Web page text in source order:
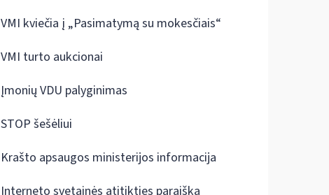
VMI kviečia į „Pasimatymą su mokesčiais“
VMI turto aukcionai
Įmonių VDU palyginimas
STOP šešėliui
Krašto apsaugos ministerijos informacija
Interneto svetainės atitikties paraiška